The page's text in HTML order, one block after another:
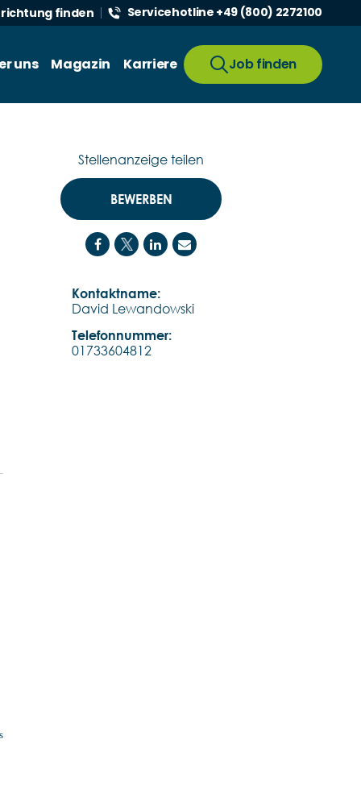
finden Servicehotline +49 (800) 2272100
uns Magazin Karriere Job finden
BEWERBEN
Kontaktname:
David Lewandowski
Telefonnummer:
01733604812
Stellenanzeige teilen